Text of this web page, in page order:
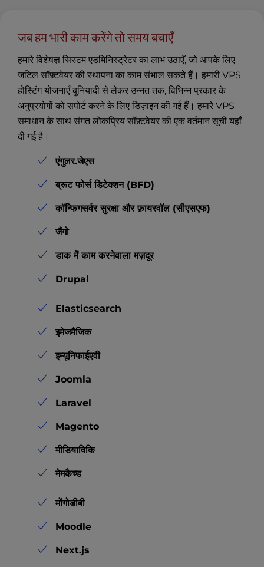
जब हम भारी काम करेंगे तो समय बचाएँ
हमारे विशेषज्ञ सिस्टम एडमिनिस्ट्रेटर का लाभ उठाएँ, जो आपके लिए
जटिल सॉफ़्टवेयर की स्थापना का काम संभाल सकते हैं। हमारी VPS
होस्टिंग योजनाएँ बुनियादी से लेकर उन्नत तक, विभिन्न प्रकार के
अनुप्रयोगों को सपोर्ट करने के लिए डिज़ाइन की गई हैं। हमारे VPS
समाधान के साथ संगत लोकप्रिय सॉफ़्टवेयर की एक वर्तमान सूची यहाँ
दी गई है।
एंगुलर.जेएस
ब्रूट फोर्स डिटेक्शन (BFD)
कॉन्फिगसर्वर सुरक्षा और फ़ायरवॉल (सीएसएफ)
जैंगो
डाक में काम करनेवाला मज़दूर
Drupal
Elasticsearch
इमेजमैजिक
इम्यूनिफाईएवी
Joomla
Laravel
Magento
मीडियाविकि
मेमकैच्ड
मोंगोडीबी
Moodle
Next.js